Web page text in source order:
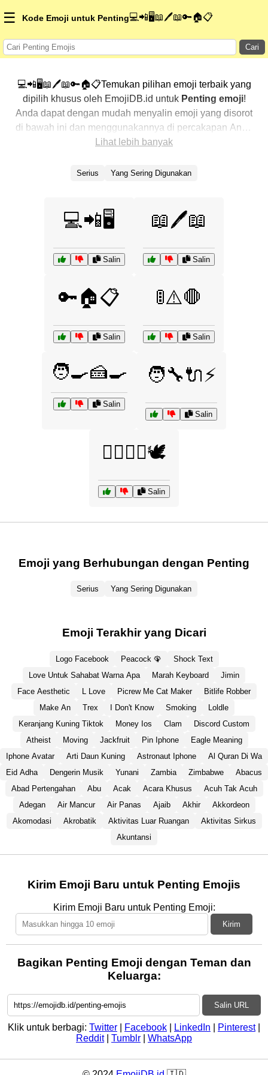
☰ Kode Emoji untuk Penting💻📲🖥️📖🖊️📖🔑🏠📋
Cari
💻📲🖥️📖🖊️📖🔑🏠📋Temukan pilihan emoji terbaik yang
dipilih khusus oleh EmojiDB.id untuk Penting emoji!
Anda dapat dengan mudah menyalin emoji yang disorot
di bawah ini dan menggunakannya di percakapan Anda
untuk menambahkan sentuhan pribadi. Kami telah
yang paling populer terlebih dahulu. Ingin lebih banyak
Lihat lebih banyak
Serius Yang Sering Digunakan
💻📲🖥️
Salin
📖🖊️📖
Salin
🔑🏠📋
Salin
🚦⚠️🛑
Salin
🧑‍🍳🍰🍳
Salin
🧑‍🔧🔌⚡
Salin
🧘‍♂️🧘‍♀️🕊️
Salin
Emoji yang Berhubungan dengan Penting
Serius Yang Sering Digunakan
Emoji Terakhir yang Dicari
Logo Facebook Peacock 🦚
Shock Text
Love Untuk Sahabat Warna Apa
Marah Keyboard
Jimin
Face Aesthetic
L Love Picrew Me Cat Maker
Bitlife Robber
Make An
Trex I Don't Know Smoking
Loldle
Keranjang Kuning Tiktok
Money Ios Clam
Discord Custom
Atheist
Moving Jackfruit Pin Iphone
Eagle Meaning
Iphone Avatar
Arti Daun Kuning Astronaut Iphone
Al Quran Di Wa
Eid Adha
Dengerin Musik Yunani Zambia Zimbabwe
Abacus
Abad Pertengahan
Abu Acak Acara Khusus
Acuh Tak Acuh
Adegan
Air Mancur Air Panas Ajaib Akhir
Akkordeon
Akomodasi
Akrobatik Aktivitas Luar Ruangan
Aktivitas Sirkus
Akuntansi
Kirim Emoji Baru untuk Penting Emojis
Kirim Emoji Baru untuk Penting Emoji:
Kirim
Bagikan Penting Emoji dengan Teman dan
Keluarga:
Salin URL
Klik untuk berbagi: Twitter Facebook LinkedIn Pinterest|
Reddit| Tumblr WhatsApp